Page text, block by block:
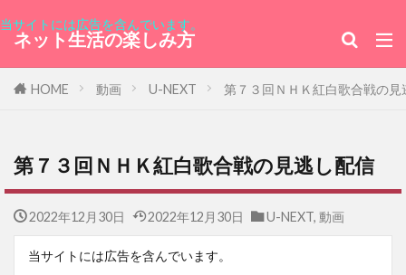
当サイトには広告を含んでいます。
ネット生活の楽しみ方
HOME 動画 U-NEXT 第７３回ＮＨＫ紅白歌合戦の見
第７３回ＮＨＫ紅白歌合戦の見逃し配信
2022年12月30日 2022年12月30日 U-NEXT, 動画
当サイトには広告を含んでいます。